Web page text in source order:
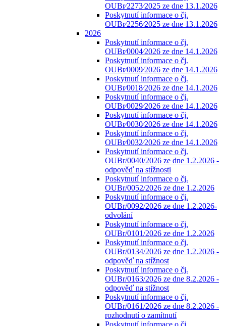
OUBr⁄2273⁄2025 ze dne 13.1.2026
Poskytnutí informace o čj.
OUBr⁄2256⁄2025 ze dne 13.1.2026
2026
Poskytnutí informace o čj.
OUBr⁄0004⁄2026 ze dne 14.1.2026
Poskytnutí informace o čj.
OUBr⁄0009⁄2026 ze dne 14.1.2026
Poskytnutí informace o čj.
OUBr⁄0018⁄2026 ze dne 14.1.2026
Poskytnutí informace o čj.
OUBr⁄0029⁄2026 ze dne 14.1.2026
Poskytnutí informace o čj.
OUBr⁄0030⁄2026 ze dne 14.1.2026
Poskytnutí informace o čj.
OUBr⁄0032⁄2026 ze dne 14.1.2026
Poskytnutí informace o čj.
OUBr/0040/2026 ze dne 1.2.2026 -
odpověď na stížnosti
Poskytnutí informace o čj.
OUBr/0052/2026 ze dne 1.2.2026
Poskytnutí informace o čj.
OUBr/0092/2026 ze dne 1.2.2026-
odvolání
Poskytnutí informace o čj.
OUBr/0101/2026 ze dne 1.2.2026
Poskytnutí informace o čj.
OUBr/0134/2026 ze dne 1.2.2026 -
odpověď na stížnost
Poskytnutí informace o čj.
OUBr/0163/2026 ze dne 8.2.2026 -
odpověď na stížnost
Poskytnutí informace o čj.
OUBr/0161/2026 ze dne 8.2.2026 -
rozhodnutí o zamítnutí
Poskytnutí informace o čj.